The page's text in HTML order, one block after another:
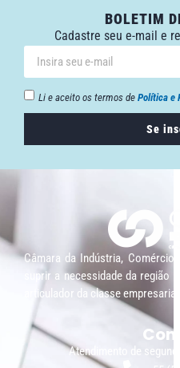
BOLETIM
Cadastre seu e-mail e
Li e aceito os termos de Política e
Se
Câmara da Indústria, Comércio
suprir a necessidade da região
articulador da classe empresarial.
Atendimento de